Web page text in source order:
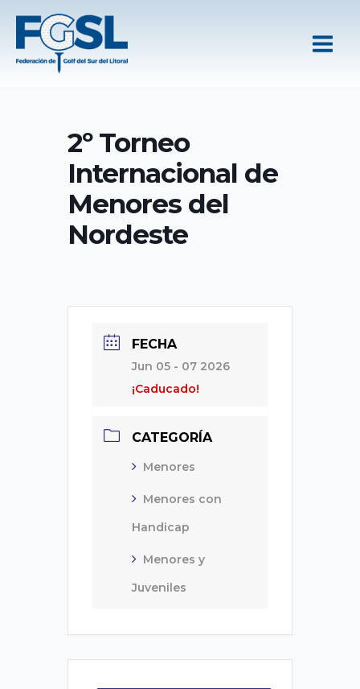
contenido
2º Torneo
Internacional de
Menores del
Nordeste
FECHA
Jun 05 - 07 2026
¡Caducado!
CATEGORÍA
Menores
Menores con
Handicap
Menores y
Juveniles